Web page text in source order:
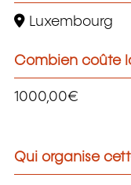
Luxembourg
Combien coûte
1000,00€
Qui organise